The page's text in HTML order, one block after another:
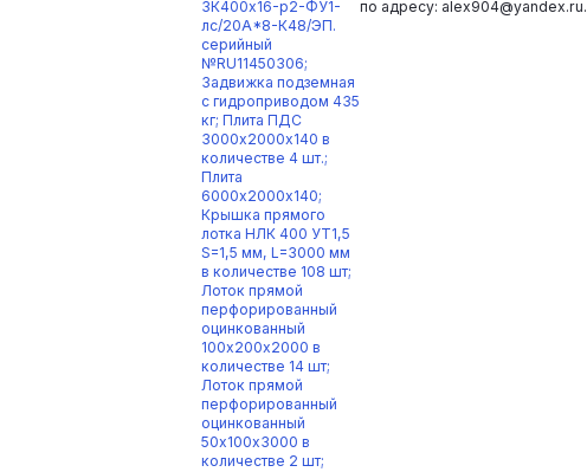
ЗК400х16-р2-ФУ1-
лс/20А*8-К48/ЭП.​
серийный
№RU11450306;
Задвижка подземная
с гидроприводом 435
кг; Плита ПДС
3000х2000х140 в
количестве 4 шт.;
Плита
6000х2000х140;
Крышка прямого
лотка НЛК 400 УТ1,5
S=1,5 мм, L=3000 мм
в количестве 108 шт;
Лоток прямой
перфорированный
оцинкованный
100х200х2000 в
количестве 14 шт;
Лоток прямой
перфорированный
оцинкованный
50х100х3000 в
количестве 2 шт;
по адресу: alex904@yandex.ru.